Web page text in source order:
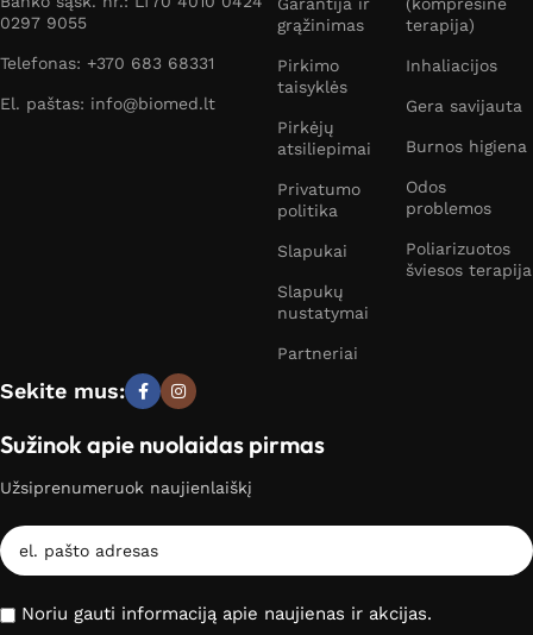
0297 9055
Telefonas: +370 683 68331
El. paštas: info@biomed.lt
Garantija ir
grąžinimas
Pirkimo
taisyklės
Pirkėjų
atsiliepimai
Privatumo
politika
Slapukai
Slapukų
nustatymai
Partneriai
(kompresinė
terapija)
Inhaliacijos
Gera savijauta
Burnos higiena
Odos
problemos
Poliarizuotos
šviesos terapija
Sekite mus:
Sužinok apie nuolaidas pirmas
Užsiprenumeruok naujienlaiškį
Noriu gauti informaciją apie naujienas ir akcijas.